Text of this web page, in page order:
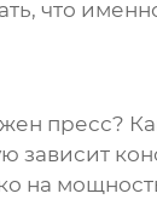
что
пресс?
зависит
на